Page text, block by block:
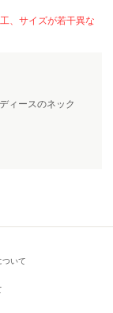
、サイズが若干異な
ィースのネック
ついて